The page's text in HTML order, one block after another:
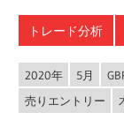
トレード分析
2020年 5月
売りエントリー